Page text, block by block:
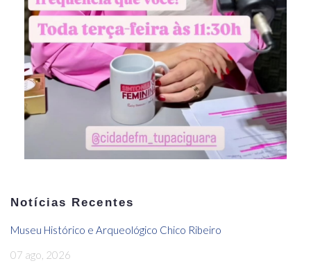
Notícias Recentes
Museu Histórico e Arqueológico Chico Ribeiro
07 ago, 2026